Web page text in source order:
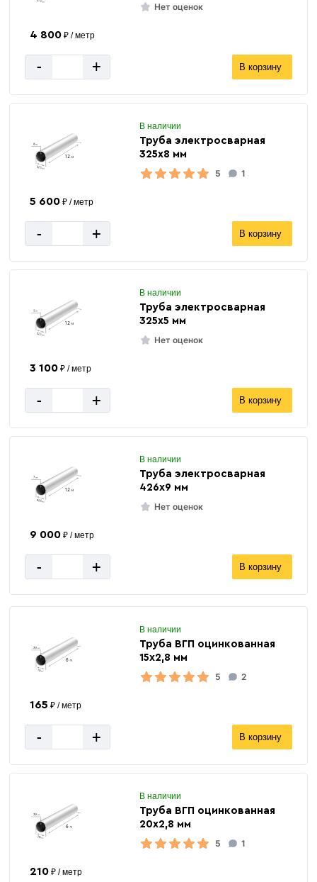
Нет оценок
4 800 ₽ / метр
- + В корзину
В наличии
Труба электросварная
325х8 мм
5
1
5 600 ₽ / метр
- + В корзину
В наличии
Труба электросварная
325х5 мм
Нет оценок
3 100 ₽ / метр
- + В корзину
В наличии
Труба электросварная
426х9 мм
Нет оценок
9 000 ₽ / метр
- + В корзину
В наличии
Труба ВГП оцинкованная
15х2,8 мм
5
2
165 ₽ / метр
- + В корзину
В наличии
Труба ВГП оцинкованная
20х2,8 мм
5
1
210 ₽ / метр